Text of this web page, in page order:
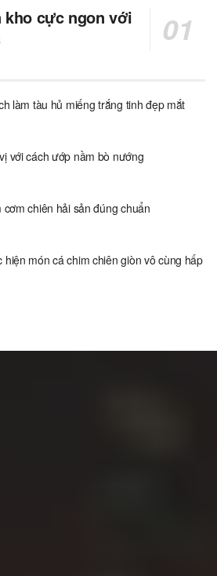
kho cực ngon với
làm tàu hủ miếng trắng tinh đẹp mắt
với cách ướp nầm bò nướng
cơm chiên hải sản đúng chuẩn
hiện món cá chim chiên giòn vô cùng hấp